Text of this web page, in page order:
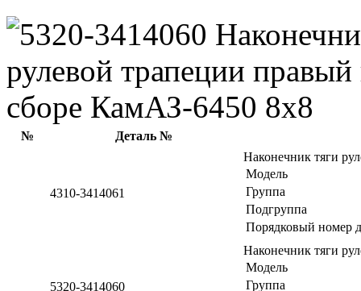
№ Деталь №
4310-3414061
Наконечник тяги
Модель
Группа
Подгруппа
Порядковый номер
5320-3414060
Наконечник тяги
Модель
Группа